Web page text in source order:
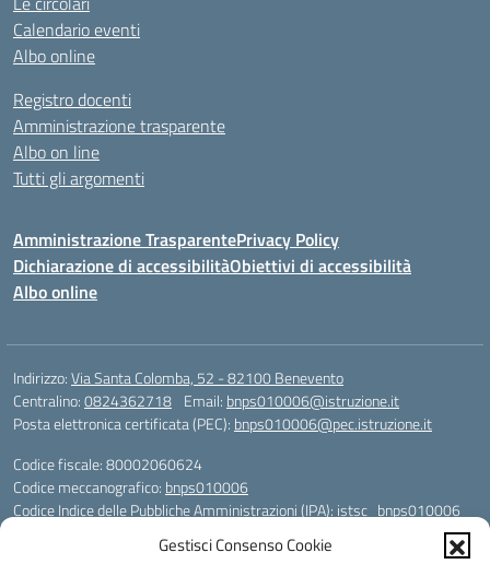
Gestisci Consenso Cookie
Calendario eventi
Albo online
Registro docenti
Amministrazione trasparente
Albo on line
Tutti gli argomenti
Amministrazione TrasparentePrivacy Policy
Dichiarazione di accessibilitàObiettivi di accessibilità
Albo online
Indirizzo:Via Santa Colomba, 52 - 82100 Benevento
Centralino:0824362718 Email: bnps010006@istruzione.it
Posta elettronica certificata (PEC): bnps010006@pec.istruzione.it
Codice fiscale: 80002060624
Codice meccanografico: bnps010006
Codice Indice delle Pubbliche Amministrazioni (IPA): istsc_bnps010006